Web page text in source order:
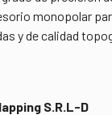
monopolar
y de calidad
S.R.L-D